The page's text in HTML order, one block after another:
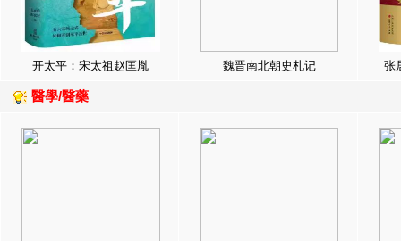
开太平：宋太祖赵匡胤 魏晋南北朝史札记 张
醫學/醫藥